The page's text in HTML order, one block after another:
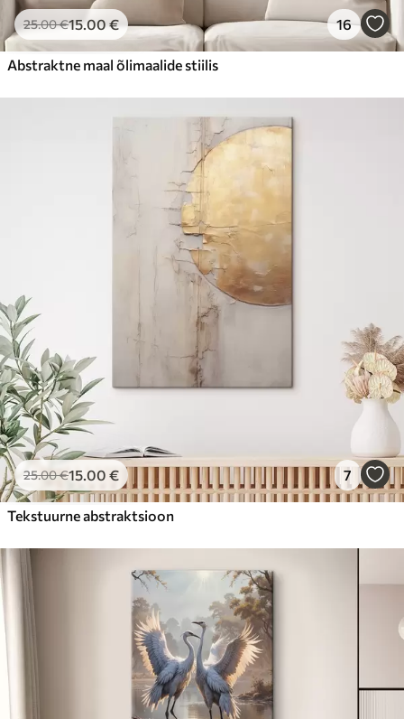
25.00€15.00€ 16
Abstraktne maal õlimaalide stiilis
25.00€15.00 € 7
Tekstuurne abstraktsioon